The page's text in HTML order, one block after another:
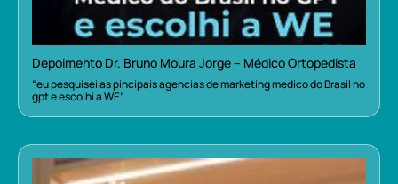
Depoimento Dr. Bruno Moura Jorge – Médico Ortopedista
“eu pesquisei as pincipais agencias de marketing medico do Brasil no
gpt e escolhi a WE”